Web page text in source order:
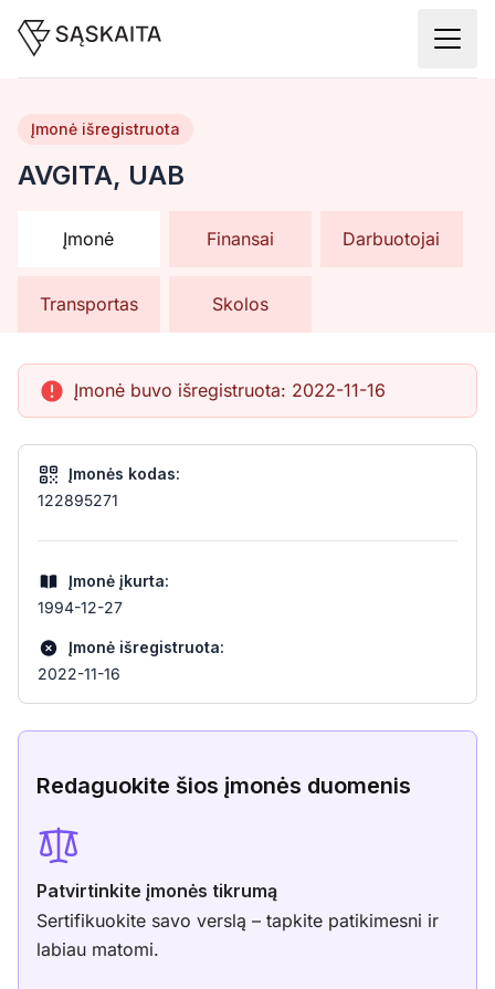
AVGITA, UAB
Įmonė išregistruota
Įmonė Finansai Darbuotojai
Transportas Skolos
Įmonė buvo išregistruota: 2022-11-16
Įmonės kodas:
122895271
Įmonė įkurta:
1994-12-27
Įmonė išregistruota:
2022-11-16
Redaguokite šios įmonės duomenis
Patvirtinkite įmonės tikrumą
Sertifikuokite savo verslą – tapkite patikimesni ir
labiau matomi.